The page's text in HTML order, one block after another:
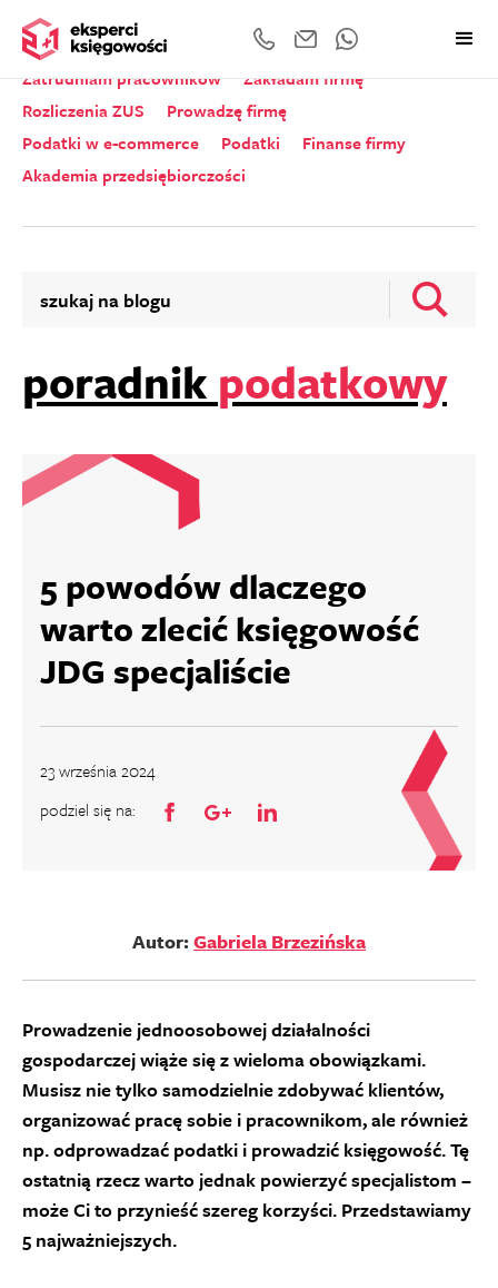
Wszystkie kategorie
Zeznania roczne
Zatrudniam pracowników
Zakładam firmę
Rozliczenia ZUS
Prowadzę firmę
Podatki w e-commerce
Podatki
Finanse firmy
Akademia przedsiębiorczości
poradnik podatkowy
5 powodów dlaczego
warto zlecić księgowość
JDG specjaliście
23 września 2024
podziel się na:
Autor:Gabriela Brzezińska
Prowadzenie jednoosobowej działalności
gospodarczej wiąże się z wieloma obowiązkami.
Musisz nie tylko samodzielnie zdobywać klientów,
organizować pracę sobie i pracownikom, ale również
np. odprowadzać podatki i prowadzić księgowość. Tę
ostatnią rzecz warto jednak powierzyć specjalistom –
może Ci to przynieść szereg korzyści. Przedstawiamy
5 najważniejszych.